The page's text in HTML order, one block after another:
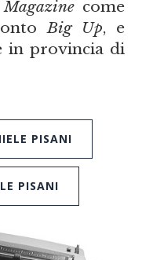
come
Big Up, e
in provincia di
PISANI
PISANI